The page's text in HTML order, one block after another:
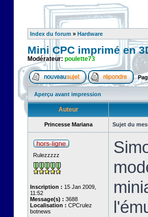
Index du forum » Hardware
Mini CPC imprimé en
Modérateur: poulette73
Aperçu avant impression
Auteur
Princesse Mariana Sujet du
Rulezzzzz
Inscription : 15 Jan 2009,
11:52
Message(s) : 3688
Localisation : CPCrulez
botnews